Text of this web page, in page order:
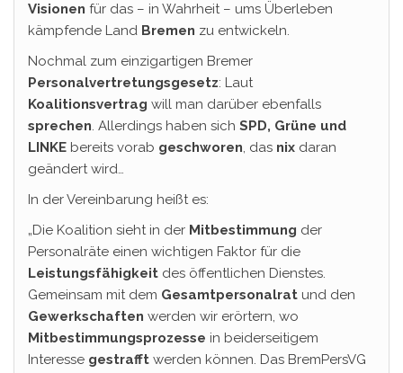
Visionen für das – in Wahrheit – ums Überleben
kämpfende Land Bremen zu entwickeln.
Nochmal zum einzigartigen Bremer
Personalvertretungsgesetz: Laut
Koalitionsvertrag will man darüber ebenfalls
sprechen. Allerdings haben sich SPD, Grüne und
LINKE bereits vorab geschworen, das nix daran
geändert wird…
In der Vereinbarung heißt es:
„Die Koalition sieht in der Mitbestimmung der
Personalräte einen wichtigen Faktor für die
Leistungsfähigkeit des öffentlichen Dienstes.
Gemeinsam mit dem Gesamtpersonalrat und den
Gewerkschaften werden wir erörtern, wo
Mitbestimmungsprozesse in beiderseitigem
Interesse gestrafft werden können. Das BremPersVG